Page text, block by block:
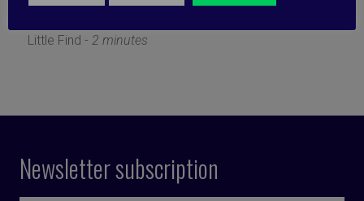
Little Find - 2 minutes
Newsletter subscription